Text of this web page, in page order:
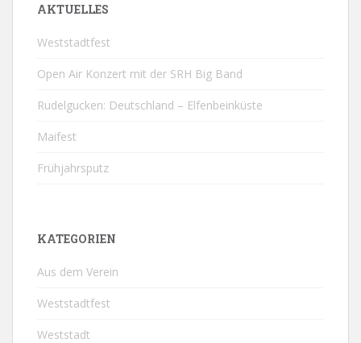
AKTUELLES
Weststadtfest
Open Air Konzert mit der SRH Big Band
Rudelgucken: Deutschland – Elfenbeinküste
Maifest
Frühjahrsputz
KATEGORIEN
Aus dem Verein
Weststadtfest
Weststadt